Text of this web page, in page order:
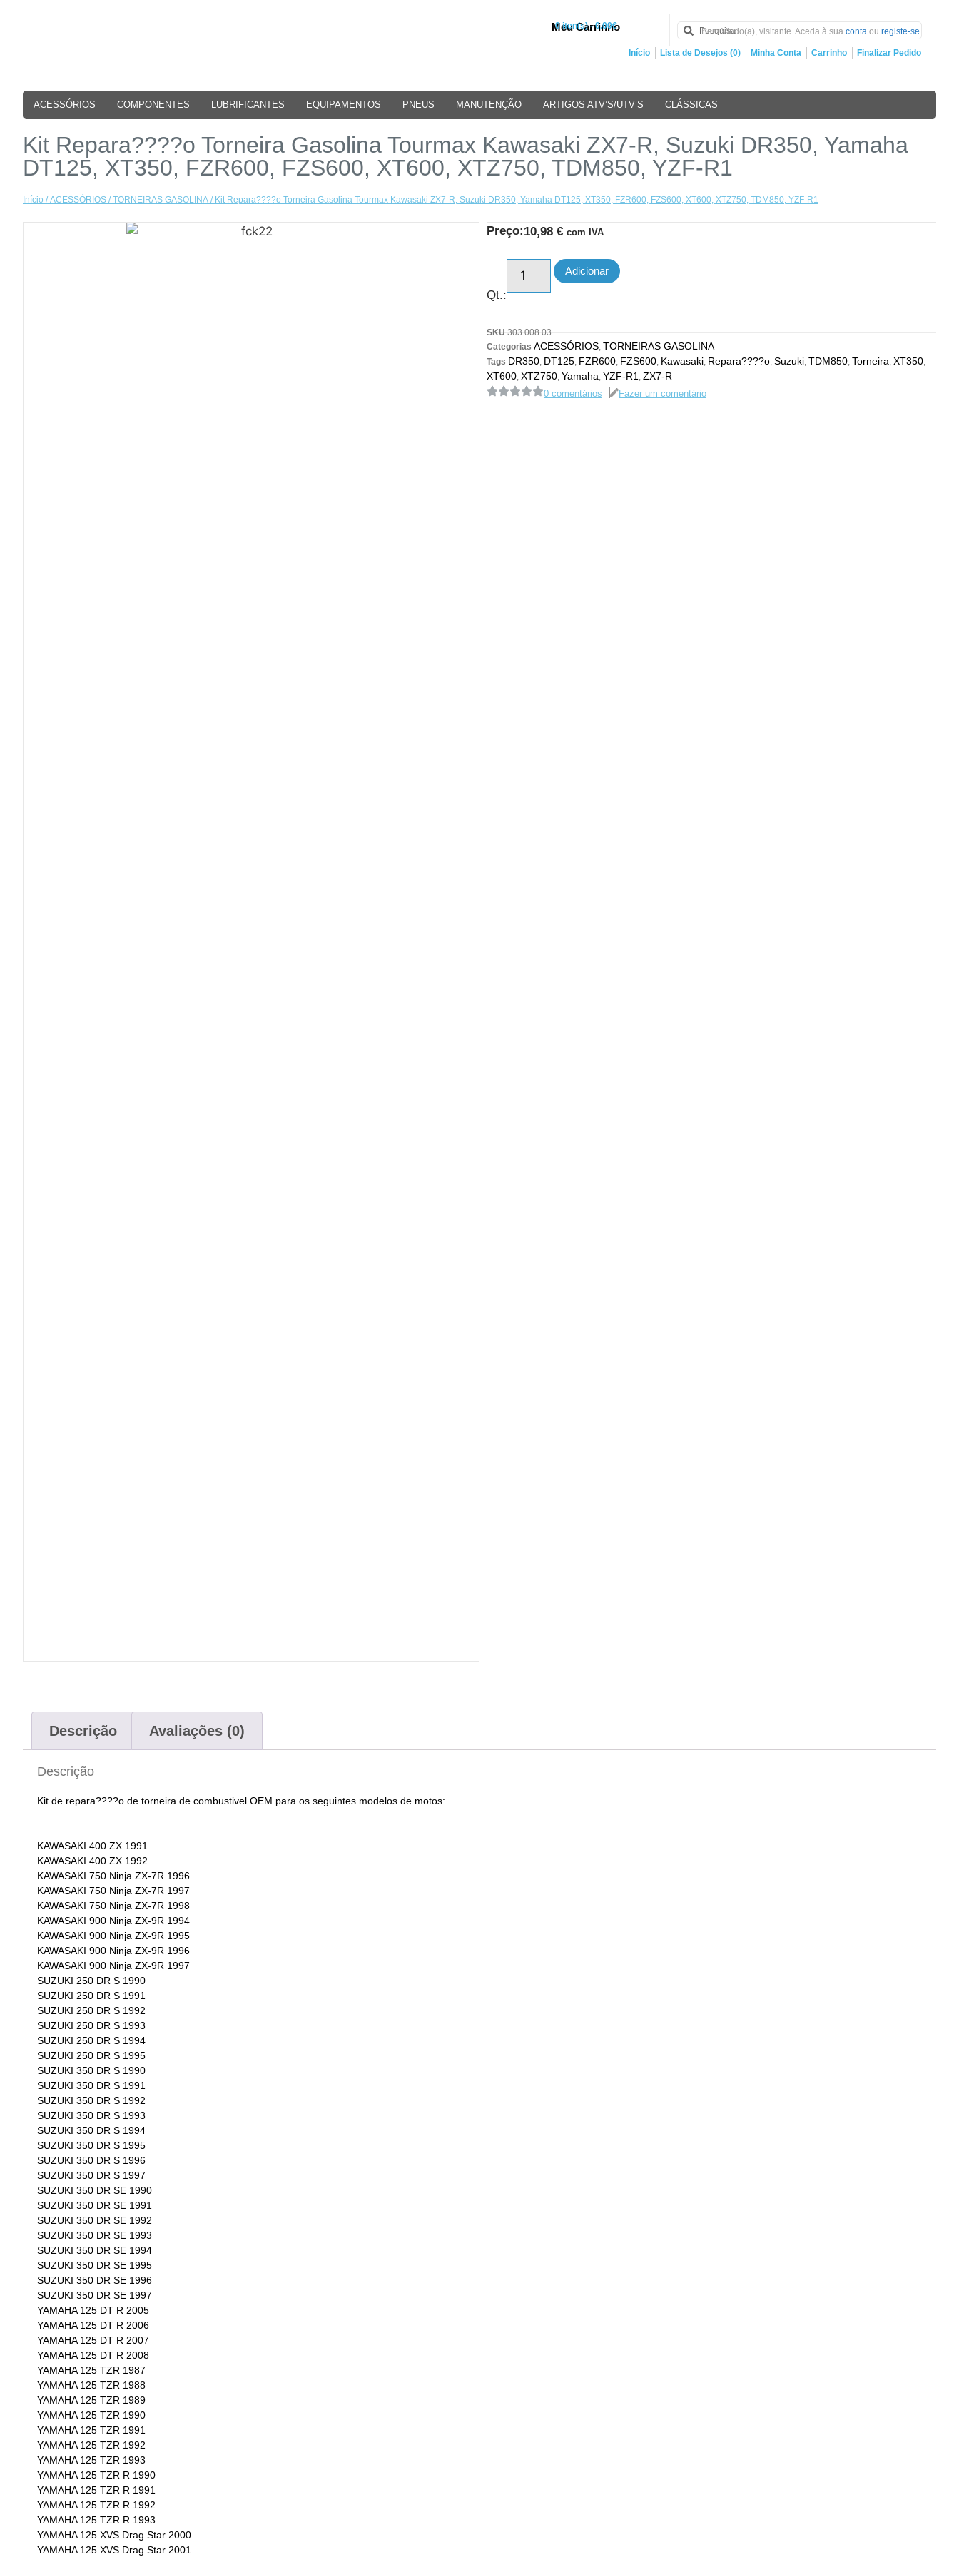
Meu Carrinho
0 iten(s) - 0.00€
Bem Vindo(a), visitante. Aceda à sua conta ou registe-se.
Início Lista de Desejos (0) Minha Conta Carrinho Finalizar Pedido
ACESSÓRIOS COMPONENTES LUBRIFICANTES EQUIPAMENTOS PNEUS MANUTENÇÃO ARTIGOS ATV’S/UTV’S CLÁSSICAS
Kit Repara????o Torneira Gasolina Tourmax Kawasaki ZX7-R, Suzuki DR350, Yamaha
DT125, XT350, FZR600, FZS600, XT600, XTZ750, TDM850, YZF-R1
Início /ACESSÓRIOS /TORNEIRAS GASOLINA / Kit Repara????o Torneira Gasolina Tourmax Kawasaki ZX7-R, Suzuki DR350, Yamaha DT125, XT350, FZR600, FZS600, XT600, XTZ750, TDM850, YZF-R1
Preço:10,98 € com IVA
Qt.:
Adicionar
SKU 303.008.03
Categorias ACESSÓRIOS TORNEIRAS GASOLINA
Tags DR350 DT125 FZR600 FZS600 Kawasaki Repara????o Suzuki TDM850 Torneira XT350
XT600 XTZ750 Yamaha YZF-R1 ZX7-R
0 comentários Fazer um comentário
Descrição Avaliações (0)
Descrição
Kit de repara????o de torneira de combustivel OEM para os seguintes modelos de motos:
KAWASAKI 400 ZX 1991
KAWASAKI 400 ZX 1992
KAWASAKI 750 Ninja ZX-7R 1996
KAWASAKI 750 Ninja ZX-7R 1997
KAWASAKI 750 Ninja ZX-7R 1998
KAWASAKI 900 Ninja ZX-9R 1994
KAWASAKI 900 Ninja ZX-9R 1995
KAWASAKI 900 Ninja ZX-9R 1996
KAWASAKI 900 Ninja ZX-9R 1997
SUZUKI 250 DR S 1990
SUZUKI 250 DR S 1991
SUZUKI 250 DR S 1992
SUZUKI 250 DR S 1993
SUZUKI 250 DR S 1994
SUZUKI 250 DR S 1995
SUZUKI 350 DR S 1990
SUZUKI 350 DR S 1991
SUZUKI 350 DR S 1992
SUZUKI 350 DR S 1993
SUZUKI 350 DR S 1994
SUZUKI 350 DR S 1995
SUZUKI 350 DR S 1996
SUZUKI 350 DR S 1997
SUZUKI 350 DR SE 1990
SUZUKI 350 DR SE 1991
SUZUKI 350 DR SE 1992
SUZUKI 350 DR SE 1993
SUZUKI 350 DR SE 1994
SUZUKI 350 DR SE 1995
SUZUKI 350 DR SE 1996
SUZUKI 350 DR SE 1997
YAMAHA 125 DT R 2005
YAMAHA 125 DT R 2006
YAMAHA 125 DT R 2007
YAMAHA 125 DT R 2008
YAMAHA 125 TZR 1987
YAMAHA 125 TZR 1988
YAMAHA 125 TZR 1989
YAMAHA 125 TZR 1990
YAMAHA 125 TZR 1991
YAMAHA 125 TZR 1992
YAMAHA 125 TZR 1993
YAMAHA 125 TZR R 1990
YAMAHA 125 TZR R 1991
YAMAHA 125 TZR R 1992
YAMAHA 125 TZR R 1993
YAMAHA 125 XVS Drag Star 2000
YAMAHA 125 XVS Drag Star 2001